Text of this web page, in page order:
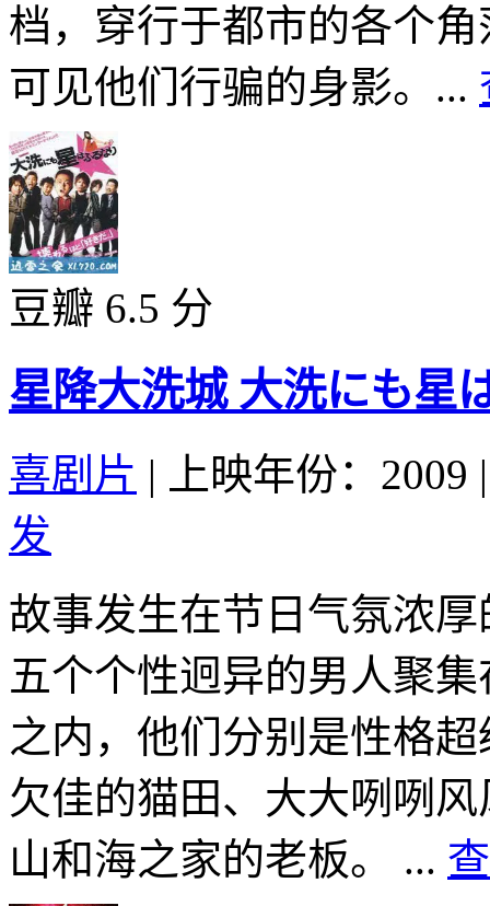
档，穿行于都市的各个
可见他们行骗的身影。...
豆瓣 6.5 分
星降大洗城 大洗にも星
喜剧片 | 上映年份：2009 |
发
故事发生在节日气氛浓
五个个性迥异的男人聚
之内，他们分别是性格
欠佳的猫田、大大咧咧
山和海之家的老板。 ...